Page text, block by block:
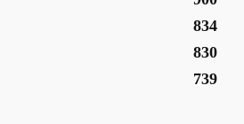
834
830
739